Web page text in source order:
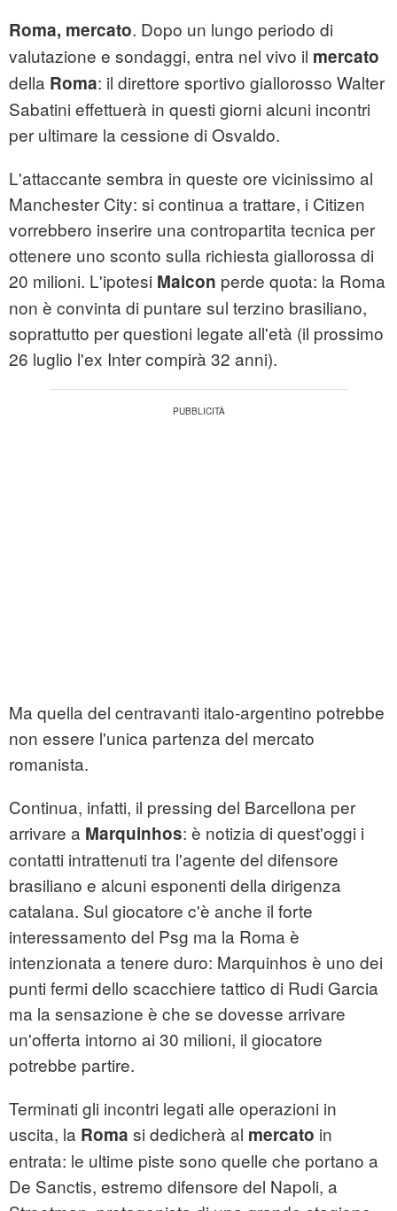
Roma, mercato. Dopo un lungo periodo di
valutazione e sondaggi, entra nel vivo il mercato
della Roma: il direttore sportivo giallorosso Walter
Sabatini effettuerà in questi giorni alcuni incontri
per ultimare la cessione di Osvaldo.
L'attaccante sembra in queste ore vicinissimo al
Manchester City: si continua a trattare, i Citizen
vorrebbero inserire una contropartita tecnica per
ottenere uno sconto sulla richiesta giallorossa di
20 milioni. L'ipotesi Maicon perde quota: la Roma
non è convinta di puntare sul terzino brasiliano,
soprattutto per questioni legate all'età (il prossimo
26 luglio l'ex Inter compirà 32 anni).
Ma quella del centravanti italo-argentino potrebbe
non essere l'unica partenza del mercato
romanista.
Continua, infatti, il pressing del Barcellona per
arrivare a Marquinhos: è notizia di quest'oggi i
contatti intrattenuti tra l'agente del difensore
brasiliano e alcuni esponenti della dirigenza
catalana. Sul giocatore c'è anche il forte
interessamento del Psg ma la Roma è
intenzionata a tenere duro: Marquinhos è uno dei
punti fermi dello scacchiere tattico di Rudi Garcia
ma la sensazione è che se dovesse arrivare
un'offerta intorno ai 30 milioni, il giocatore
potrebbe partire.
Terminati gli incontri legati alle operazioni in
uscita, la Roma si dedicherà al mercato in
entrata: le ultime piste sono quelle che portano a
De Sanctis, estremo difensore del Napoli, a